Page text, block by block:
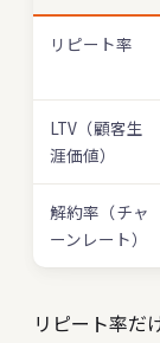
リピート率
LTV（顧客生
涯価値）
解約率（チャ
ーンレート）
リピート率だ